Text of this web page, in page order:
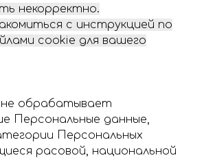
некорректно.
с инструкцией по
cookie для вашего
обрабатывает
Персональные данные,
Персональных
расовой, национальной